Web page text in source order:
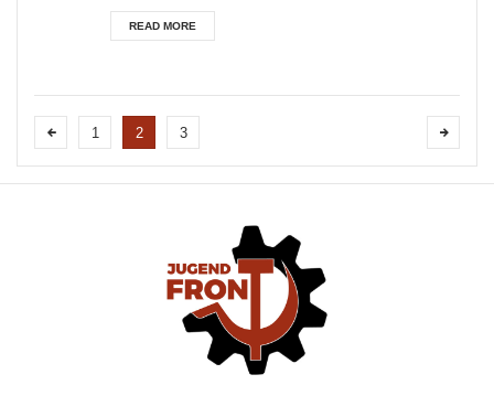
Mai 2024. Liebe Genossinnen und Genossen,
liebe Antifaschistinnen und Antifaschisten!
Es ehrt mich, dass ich heute im Namen der
READ MORE
1 2 3